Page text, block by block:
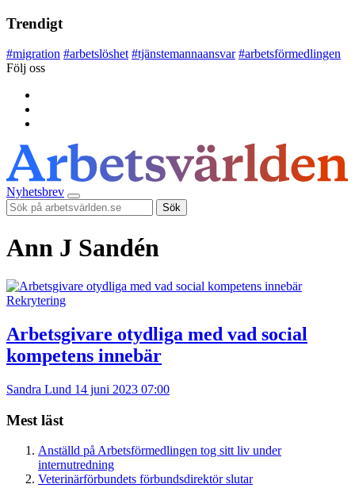
Trendigt
#migration #arbetslöshet #tjänstemannaansvar #arbetsförmedlingen
Följ oss
Nyhetsbrev
Sök
Ann J Sandén
Rekrytering
Arbetsgivare otydliga med vad social
kompetens innebär
Sandra Lund 14 juni 2023 07:00
Mest läst
Anställd på Arbetsförmedlingen tog sitt liv under
internutredning
Veterinärförbundets förbundsdirektör slutar